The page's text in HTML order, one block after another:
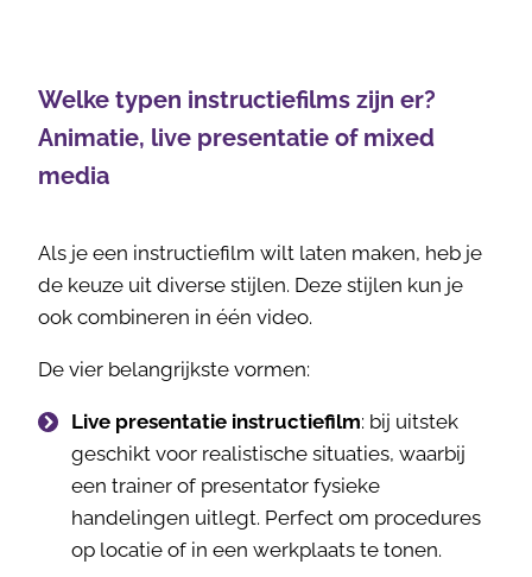
Welke typen instructiefilms zijn er?
Animatie, live presentatie of mixed
media
Als je een instructiefilm wilt laten maken, heb je
de keuze uit diverse stijlen. Deze stijlen kun je
ook combineren in één video.
De vier belangrijkste vormen:
Live presentatie instructiefilm: bij uitstek
geschikt voor realistische situaties, waarbij
een trainer of presentator fysieke
handelingen uitlegt. Perfect om procedures
op locatie of in een werkplaats te tonen.